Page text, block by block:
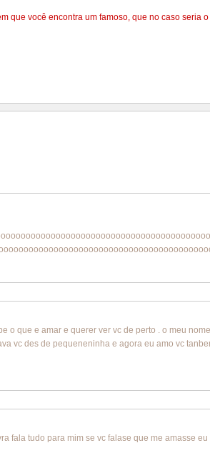
que você encontra um famoso, que no caso seria
o que e amar e querer ver vc de perto . o meu
vc des de pequeneninha e agora eu amo vc
fala tudo para mim se vc falase que me amasse